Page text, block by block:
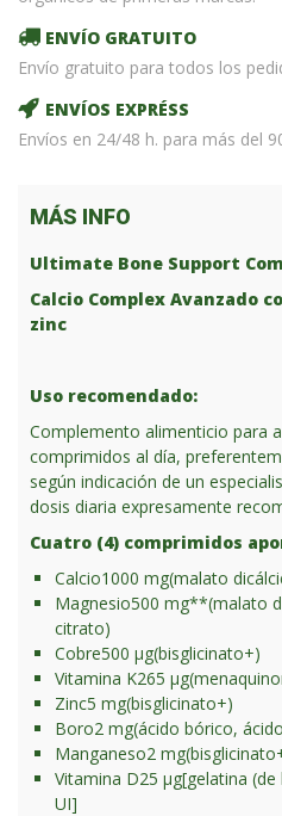
ENVÍO GRATUITO
Envío gratuito para todos los
ENVÍOS EXPRÉSS
Envíos en 24/48 h. para más del
MÁS INFO
Ultimate Bone Support
Calcio Complex Avanzado
zinc
Uso recomendado:
Complemento alimenticio para
comprimidos al día,
según indicación de un
dosis diaria expresamente
Cuatro (4) comprimidos
Calcio1000 mg(malato
Magnesio500 mg**(malato
citrato)
Cobre500 μg(bisglicinato+)
Vitamina K265 μg
Zinc5 mg(bisglicinato+)
Boro2 mg(ácido bórico,
Manganeso2 mg
Vitamina D25 μg[gelatina
UI]